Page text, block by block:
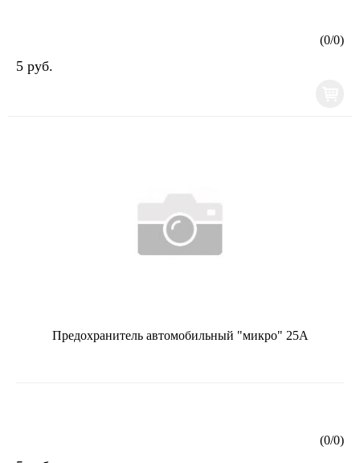
(0/0)
5 руб.
Предохранитель автомобильный "микро" 25А
(0/0)